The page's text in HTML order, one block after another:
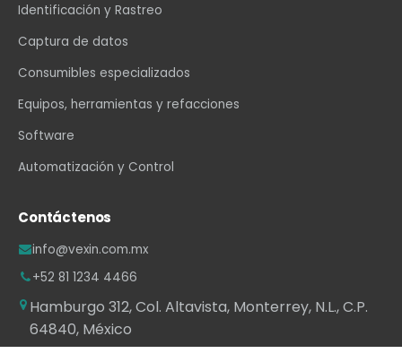
Identificación y Rastreo
Captura de datos
Consumibles especializados
Equipos, herramientas y refacciones
Software
Automatización y Control
Contáctenos
info@vexin.com.mx
+52 81 1234 4466
Hamburgo 312, Col. Altavista, Monterrey, N.L., C.P.
64840, México